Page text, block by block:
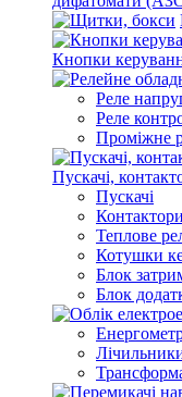
Кнопки
Реле
Реле
Проміжне
Пускачі,
Пускачі
Контактори
Теплове
Котушки
Блок
Блок